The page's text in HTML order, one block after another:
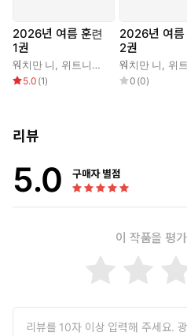
2026년 여름 훈련
1권
워치만 니, 위트니스 리
5.0 (1)
2026년 여름
2권
워치만 니, 위트
0 (0)
리뷰
5.0 구매자 별점
이 작품을 평